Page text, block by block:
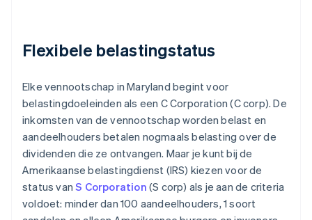
Flexibele belastingstatus
Elke vennootschap in Maryland begint voor
belastingdoeleinden als een C Corporation (C corp). De
inkomsten van de vennootschap worden belast en
aandeelhouders betalen nogmaals belasting over de
dividenden die ze ontvangen. Maar je kunt bij de
Amerikaanse belastingdienst (IRS) kiezen voor de
status vanS Corporation (S corp) als je aan de criteria
voldoet: minder dan 100 aandeelhouders, 1 soort